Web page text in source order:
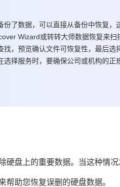
了数据，可以直接从备份中恢复
Wizard或转转大师数据恢复来
，预览确认文件可恢复性，最后
择服务时，要确保公司或机构的
盘上的重要数据。当这种情况
帮助您恢复误删的硬盘数据。